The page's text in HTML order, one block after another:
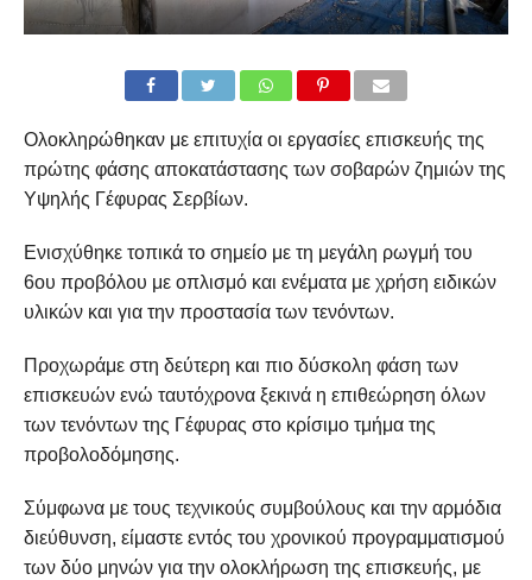
Ολοκληρώθηκαν με επιτυχία οι εργασίες επισκευής της
πρώτης φάσης αποκατάστασης των σοβαρών ζημιών της
Υψηλής Γέφυρας Σερβίων.
Ενισχύθηκε τοπικά το σημείο με τη μεγάλη ρωγμή του
6ου προβόλου με οπλισμό και ενέματα με χρήση ειδικών
υλικών και για την προστασία των τενόντων.
Προχωράμε στη δεύτερη και πιο δύσκολη φάση των
επισκευών ενώ ταυτόχρονα ξεκινά η επιθεώρηση όλων
των τενόντων της Γέφυρας στο κρίσιμο τμήμα της
προβολοδόμησης.
Σύμφωνα με τους τεχνικούς συμβούλους και την αρμόδια
διεύθυνση, είμαστε εντός του χρονικού προγραμματισμού
των δύο μηνών για την ολοκλήρωση της επισκευής, με